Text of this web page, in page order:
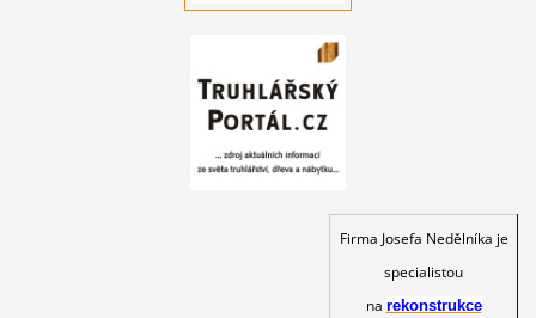
Firma Josefa Nedělníka je
specialistou
na rekonstrukce